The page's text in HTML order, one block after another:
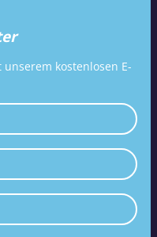
kostenlosen E-